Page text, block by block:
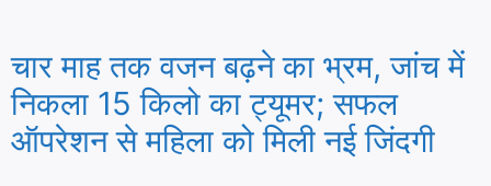
चार माह तक वजन बढ़ने का भ्रम, जांच में
निकला 15 किलो का ट्यूमर; सफल
ऑपरेशन से महिला को मिली नई जिंदगी